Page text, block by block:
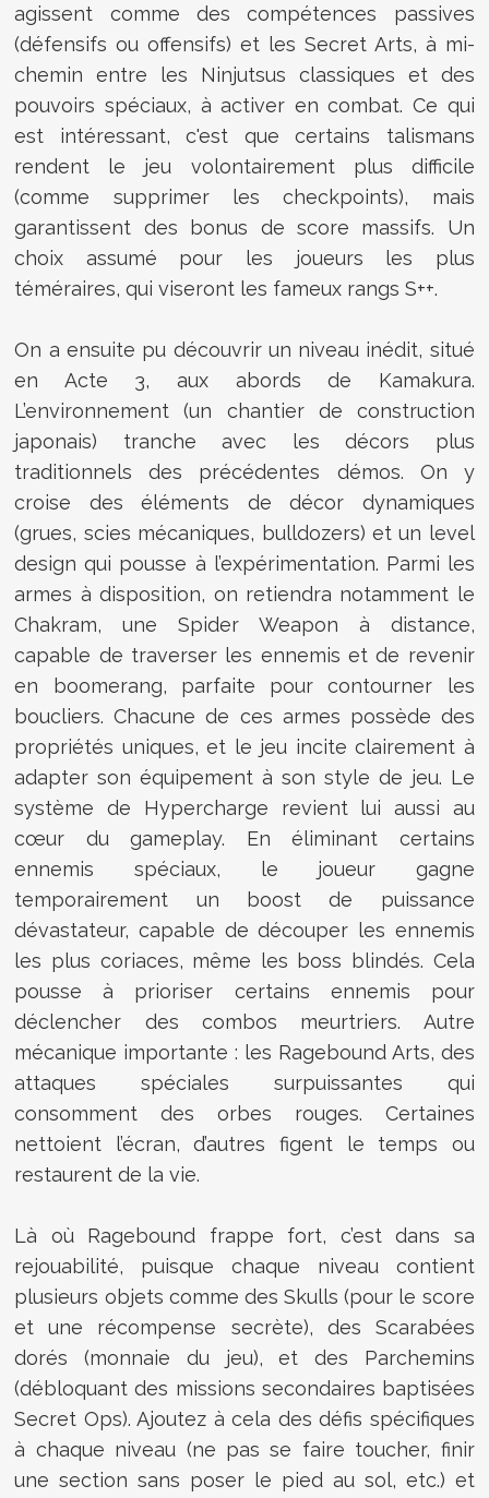
agissent comme des compétences passives
(défensifs ou offensifs) et les Secret Arts, à mi-
chemin entre les Ninjutsus classiques et des
pouvoirs spéciaux, à activer en combat. Ce qui
est intéressant, c'est que certains talismans
rendent le jeu volontairement plus difficile
(comme supprimer les checkpoints), mais
garantissent des bonus de score massifs. Un
choix assumé pour les joueurs les plus
téméraires, qui viseront les fameux rangs S++.
On a ensuite pu découvrir un niveau inédit, situé
en Acte 3, aux abords de Kamakura.
L’environnement (un chantier de construction
japonais) tranche avec les décors plus
traditionnels des précédentes démos. On y
croise des éléments de décor dynamiques
(grues, scies mécaniques, bulldozers) et un level
design qui pousse à l’expérimentation. Parmi les
armes à disposition, on retiendra notamment le
Chakram, une Spider Weapon à distance,
capable de traverser les ennemis et de revenir
en boomerang, parfaite pour contourner les
boucliers. Chacune de ces armes possède des
propriétés uniques, et le jeu incite clairement à
adapter son équipement à son style de jeu. Le
système de Hypercharge revient lui aussi au
cœur du gameplay. En éliminant certains
ennemis spéciaux, le joueur gagne
temporairement un boost de puissance
dévastateur, capable de découper les ennemis
les plus coriaces, même les boss blindés. Cela
pousse à prioriser certains ennemis pour
déclencher des combos meurtriers. Autre
mécanique importante : les Ragebound Arts, des
attaques spéciales surpuissantes qui
consomment des orbes rouges. Certaines
nettoient l’écran, d’autres figent le temps ou
restaurent de la vie.
Là où Ragebound frappe fort, c’est dans sa
rejouabilité, puisque chaque niveau contient
plusieurs objets comme des Skulls (pour le score
et une récompense secrète), des Scarabées
dorés (monnaie du jeu), et des Parchemins
(débloquant des missions secondaires baptisées
Secret Ops). Ajoutez à cela des défis spécifiques
à chaque niveau (ne pas se faire toucher, finir
une section sans poser le pied au sol, etc.) et